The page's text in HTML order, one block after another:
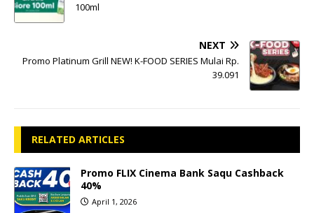
100ml
NEXT
Promo Platinum Grill NEW! K-FOOD SERIES Mulai Rp.
39.091
RELATED ARTICLES
Promo FLIX Cinema Bank Saqu Cashback
40%
April 1, 2026